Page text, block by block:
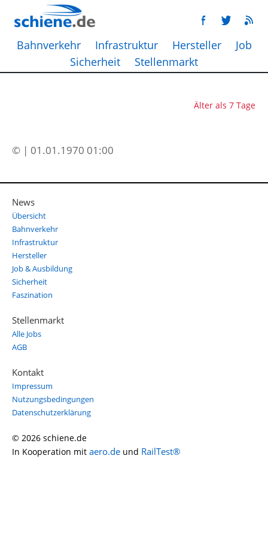
Bahnverkehr Infrastruktur Hersteller
Job
Sicherheit
Stellenmarkt
Älter als 7 Tage
© | 01.01.1970 01:00
News
Übersicht
Bahnverkehr
Infrastruktur
Hersteller
Job & Ausbildung
Sicherheit
Faszination
Stellenmarkt
Alle Jobs
AGB
Kontakt
Impressum
Nutzungsbedingungen
Datenschutzerklärung
© 2026 schiene.de
In Kooperation mit aero.de und RailTest®